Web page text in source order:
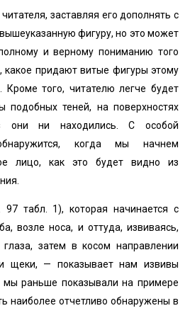
заставляя его дополнять с
фигуру, но это может
и верному пониманию того
какое придают витые фигуры этому
Кроме того, читателю легче будет
подобных теней, на поверхностях
они ни находились. С особой
когда мы начнем
лицо, как это будет видно из
97 табл. 1), которая начинается с
возле носа, и оттуда, извиваясь,
глаза, затем в косом направлении
щеки, — показывает нам извивы
мы раньше показывали на примере
наиболее отчетливо обнаружены в